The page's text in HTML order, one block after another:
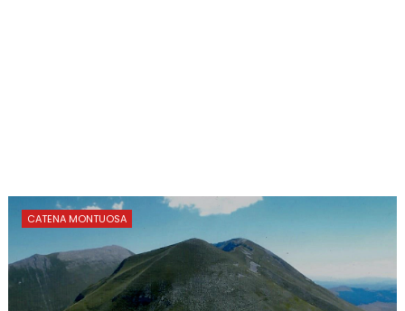
CATENA MONTUOSA